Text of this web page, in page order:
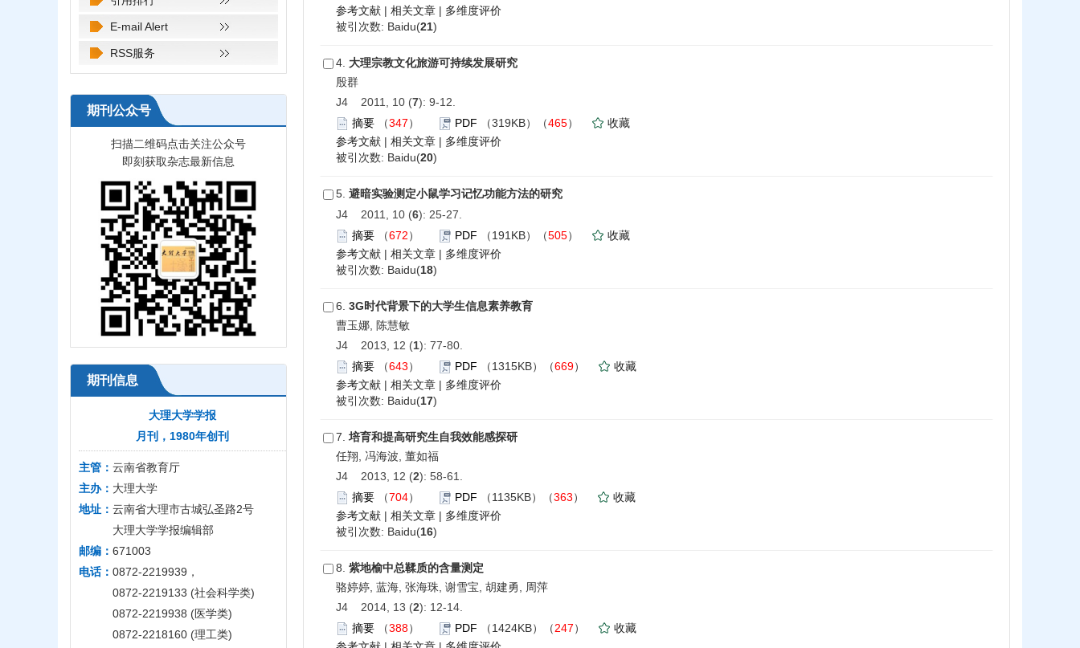
E-mail Alert
RSS服务
期刊公众号
扫描二维码点击关注公众号
即刻获取杂志最新信息
期刊信息
大理大学学报
月刊，1980年创刊
主管： 云南省教育厅
主办： 大理大学
地址： 云南省大理市古城弘圣路2号
大理大学学报编辑部
邮编： 671003
电话： 0872-2219939，
0872-2219133 (社会科学类)
0872-2219938 (医学类)
0872-2218160 (理工类)
参考文献 | 相关文章 | 多维度评价
被引次数: Baidu(21)
4. 大理宗教文化旅游可持续发展研究
殷群
J4 2011, 10 (7): 9-12.
摘要 （347） PDF （319KB）（465）
收藏
参考文献 | 相关文章 | 多维度评价
被引次数: Baidu(20)
5. 避暗实验测定小鼠学习记忆功能方法的研究
J4 2011, 10 (6): 25-27.
摘要 （672） PDF （191KB）（505）
收藏
参考文献 | 相关文章 | 多维度评价
被引次数: Baidu(18)
6. 3G时代背景下的大学生信息素养教育
曹玉娜, 陈慧敏
J4 2013, 12 (1): 77-80.
摘要 （643） PDF （1315KB）（669）
收藏
参考文献 | 相关文章 | 多维度评价
被引次数: Baidu(17)
7. 培育和提高研究生自我效能感探研
任翔, 冯海波, 董如福
J4 2013, 12 (2): 58-61.
摘要 （704） PDF （1135KB）（363）
收藏
参考文献 | 相关文章 | 多维度评价
被引次数: Baidu(16)
8. 紫地榆中总鞣质的含量测定
骆婷婷, 蓝海, 张海珠, 谢雪宝, 胡建勇, 周萍
J4 2014, 13 (2): 12-14.
摘要 （388） PDF （1424KB）（247）
收藏